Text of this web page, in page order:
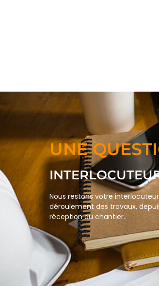
UNE
Nous restons votre
déroulement des travaux,
réception du chantier.